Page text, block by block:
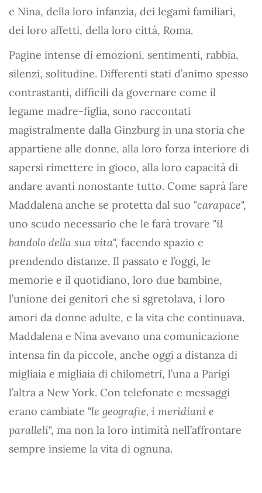
e Nina, della loro infanzia, dei legami familiari,
dei loro affetti, della loro città, Roma.
Pagine intense di emozioni, sentimenti, rabbia,
silenzi, solitudine. Differenti stati d’animo spesso
contrastanti, difficili da governare come il
legame madre-figlia, sono raccontati
magistralmente dalla Ginzburg in una storia che
appartiene alle donne, alla loro forza interiore di
sapersi rimettere in gioco, alla loro capacità di
andare avanti nonostante tutto. Come saprà fare
Maddalena anche se protetta dal suo "carapace",
uno scudo necessario che le farà trovare "il
bandolo della sua vita", facendo spazio e
prendendo distanze. Il passato e l’oggi, le
memorie e il quotidiano, loro due bambine,
l’unione dei genitori che si sgretolava, i loro
amori da donne adulte, e la vita che continuava.
Maddalena e Nina avevano una comunicazione
intensa fin da piccole, anche oggi a distanza di
migliaia e migliaia di chilometri, l’una a Parigi
l’altra a New York. Con telefonate e messaggi
erano cambiate "le geografie, i meridiani e
paralleli", ma non la loro intimità nell’affrontare
sempre insieme la vita di ognuna.